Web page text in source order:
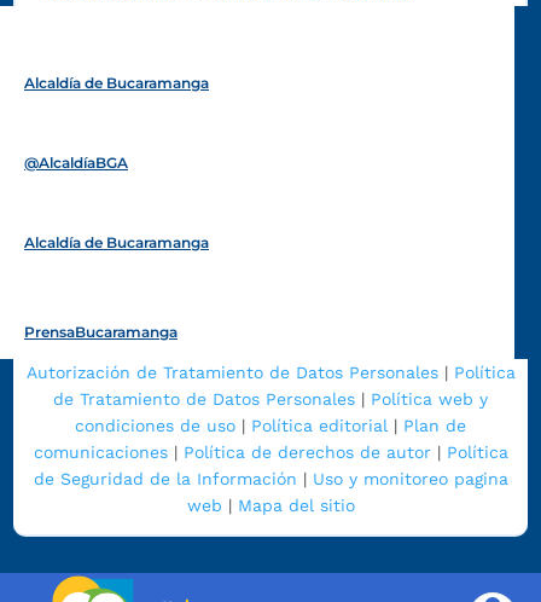
Alcaldía de Bucaramanga
@AlcaldíaBGA
Alcaldía de Bucaramanga
PrensaBucaramanga
Autorización de Tratamiento de Datos Personales| Política
de Tratamiento de Datos Personales | Política web y
condiciones de uso | Política editorial | Plan de
comunicaciones| Política de derechos de autor| Política
de Seguridad de la Información | Uso y monitoreo pagina
web | Mapa del sitio